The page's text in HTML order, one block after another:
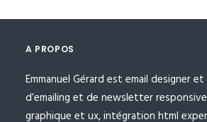
A PROPOS
Emmanuel Gérard est email designer
d’emailing et de newsletter
graphique et ux, intégration html